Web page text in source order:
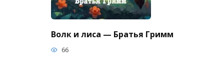
Волк и лиса — Братья Гримм
66